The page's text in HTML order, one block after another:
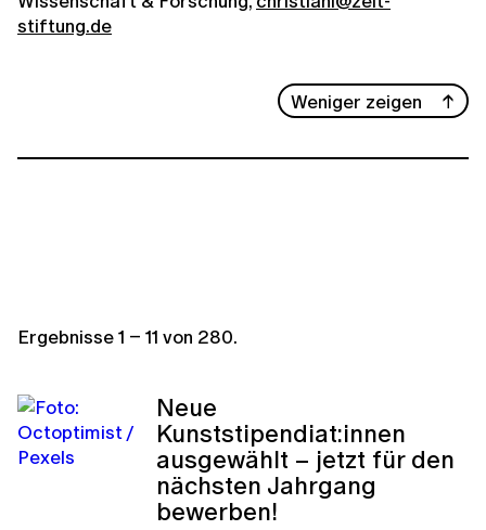
stiftung.de
Weniger zeigen
Ergebnisse1 – 11 von 280.
Neue
Kunststipendiat:innen
ausgewählt – jetzt für den
nächsten Jahrgang
bewerben!